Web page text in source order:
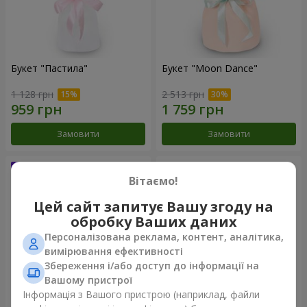
Букет "Пастила"
1 128 грн
Замовити
Букет "Moon Dance"
2 513 грн
Замовити
Вітаємо!
Цей сайт запитує Вашу згоду на
обробку Ваших даних
Персоналізована реклама, контент, аналітика,
вимірювання ефективності
Збереження і/або доступ до інформації на
Вашому пристрої
Інформація з Вашого пристрою (наприклад, файли